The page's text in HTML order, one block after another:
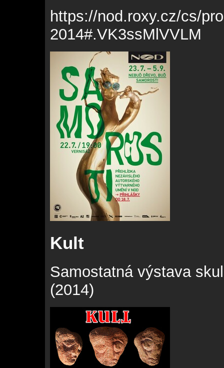
https://nod.roxy.cz/cs/
2014#.VK3ssMlVVLM
Kult
Samostatná výstava
(2014)